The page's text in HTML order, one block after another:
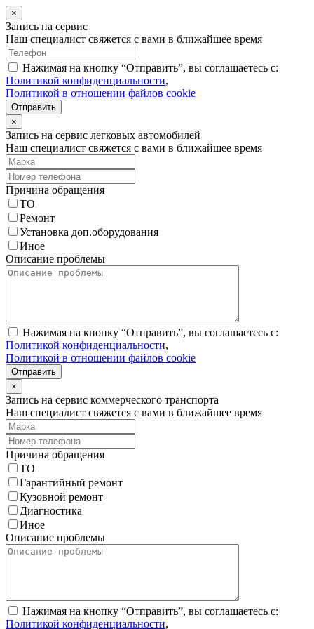
×
Запись на сервис
Наш специалист свяжется с вами в ближайшее время
Нажимая на кнопку “Отправить”, вы соглашаетесь с:
Политикой конфиденциальности,
Политикой в отношении файлов cookie
Отправить
×
Запись на сервис легковых автомобилей
Наш специалист свяжется с вами в ближайшее время
Причина обращения
ТО
Ремонт
Установка доп.оборудования
Иное
Описание проблемы
Нажимая на кнопку “Отправить”, вы соглашаетесь с:
Политикой конфиденциальности,
Политикой в отношении файлов cookie
Отправить
×
Запись на сервис коммерческого транспорта
Наш специалист свяжется с вами в ближайшее время
Причина обращения
ТО
Гарантийный ремонт
Кузовной ремонт
Диагностика
Иное
Описание проблемы
Нажимая на кнопку “Отправить”, вы соглашаетесь с:
Политикой конфиденциальности,